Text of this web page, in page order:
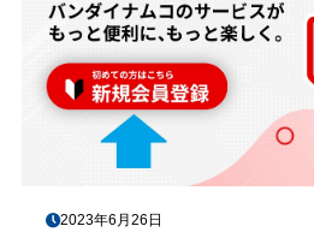
2023年6月26日